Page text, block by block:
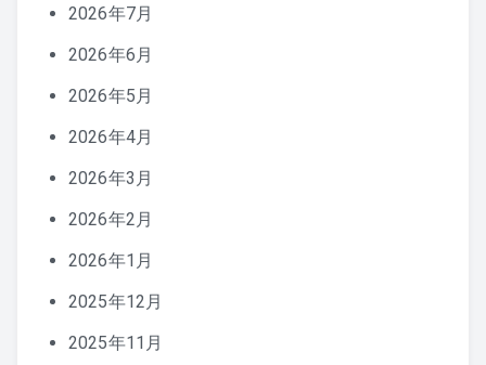
2026年7月
2026年6月
2026年5月
2026年4月
2026年3月
2026年2月
2026年1月
2025年12月
2025年11月